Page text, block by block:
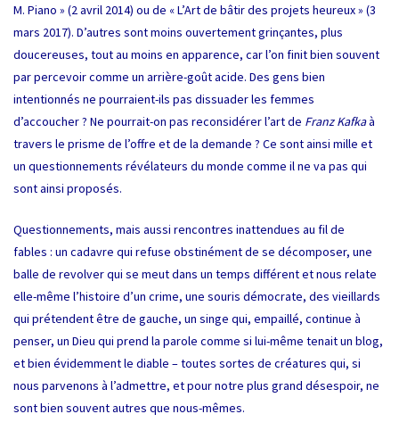
M. Piano » (2 avril 2014) ou de « L’Art de bâtir des projets heureux » (3
mars 2017). D’autres sont moins ouvertement grinçantes, plus
doucereuses, tout au moins en apparence, car l’on finit bien souvent
par percevoir comme un arrière-goût acide. Des gens bien
intentionnés ne pourraient-ils pas dissuader les femmes
d’accoucher ? Ne pourrait-on pas reconsidérer l’art de Franz Kafkaà
travers le prisme de l’offre et de la demande ? Ce sont ainsi mille et
un questionnements révélateurs du monde comme il ne va pas qui
sont ainsi proposés.
Questionnements, mais aussi rencontres inattendues au fil de
fables : un cadavre qui refuse obstinément de se décomposer, une
balle de revolver qui se meut dans un temps différent et nous relate
elle-même l’histoire d’un crime, une souris démocrate, des vieillards
qui prétendent être de gauche, un singe qui, empaillé, continue à
penser, un Dieu qui prend la parole comme si lui-même tenait un blog,
et bien évidemment le diable – toutes sortes de créatures qui, si
nous parvenons à l’admettre, et pour notre plus grand désespoir, ne
sont bien souvent autres que nous-mêmes.